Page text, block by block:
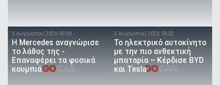
5 Αυγούστου 2026 09:00
Η Mercedes αναγνώρισε
το λάθος της -
Επαναφέρει τα φυσικά
κουμπιά
3 Αυγούστου 2026 18:02
Το ηλεκτρικό αυτοκίνητο
με την πιο ανθεκτική
μπαταρία – Κέρδισε BYD
και Tesla